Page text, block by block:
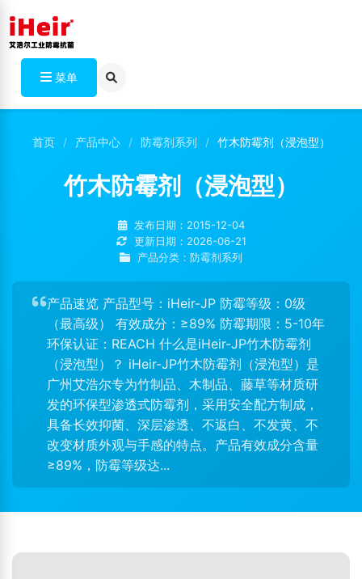
菜单
首页 产品中心 防霉剂系列 竹木防霉剂（浸泡型）
竹木防霉剂（浸泡型）
发布日期：2015-12-04
更新日期：2026-06-21
产品分类：防霉剂系列
产品速览 产品型号：iHeir-JP 防霉等级：0级
（最高级） 有效成分：≥89% 防霉期限：5-10年
环保认证：REACH 什么是iHeir-JP竹木防霉剂
（浸泡型）？ iHeir-JP竹木防霉剂（浸泡型）是
广州艾浩尔专为竹制品、木制品、藤草等材质研
发的环保型渗透式防霉剂，采用安全配方制成，
具备长效抑菌、深层渗透、不返白、不发黄、不
改变材质外观与手感的特点。产品有效成分含量
≥89%，防霉等级达...